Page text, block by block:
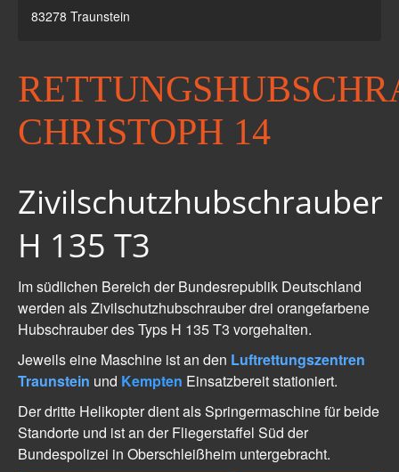
Wasser- und Eisrettung
Statistik
Besuchergruppen
1970-1979
1980-1989
1990-1999
2000-2009
2010-2019
galerie
2007
2008
2009
83278 Traunstein
CHRISTOPH 14
Zivilschutzhubschrauber
H 135 T3
Im südlichen Bereich der Bundesrepublik Deutschland
werden als Zivilschutzhubschrauber drei orangefarbene
Hubschrauber des Typs H 135 T3 vorgehalten.
Jeweils eine Maschine ist an den Luftrettungszentren
Traunstein und Kempten Einsatzbereit stationiert.
Der dritte Helikopter dient als Springermaschine für beide
Standorte und ist an der Fliegerstaffel Süd der
Bundespolizei in Oberschleißheim untergebracht.